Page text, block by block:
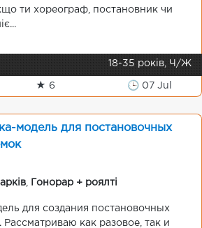
ти хореограф, постановник чи
18-35 років, Ч/Ж
★ 6 🕒 07 Jul
модель для постановочных
Гонорар + роялті
для создания постановочных
как разовое, так и